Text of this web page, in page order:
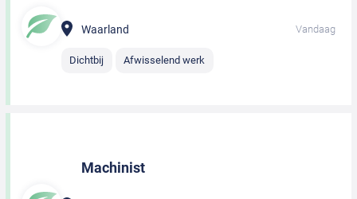
Waarland Vandaag
Dichtbij Afwisselend werk
Machinist